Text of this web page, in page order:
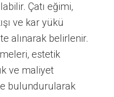
Çatı eğimi,
ve kar yükü
alınarak belirlenir.
estetik
ve maliyet
bulundurularak